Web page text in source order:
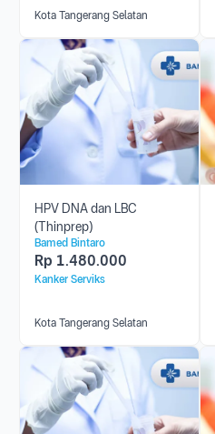
Kota Tangerang Selatan
HPV DNA dan LBC
(Thinprep)
Bamed Bintaro
Rp 1.480.000
Kanker Serviks
Kota Tangerang Selatan